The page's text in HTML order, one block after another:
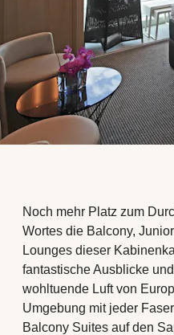
Noch mehr Platz zum
Wortes die Balcony,
Lounges dieser
fantastische Ausblicke
wohltuende Luft von
Umgebung mit jeder
Balcony Suites auf den